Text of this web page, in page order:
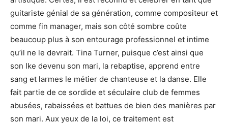
guitariste génial de sa génération, comme compositeur et
comme fin manager, mais son côté sombre coûte
beaucoup plus à son entourage professionnel et intime
qu’il ne le devrait. Tina Turner, puisque c’est ainsi que
son Ike devenu son mari, la rebaptise, apprend entre
sang et larmes le métier de chanteuse et la danse. Elle
fait partie de ce sordide et séculaire club de femmes
abusées, rabaissées et battues de bien des manières par
son mari. Aux yeux de la loi, ce traitement est